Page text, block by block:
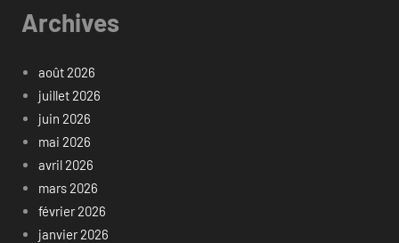
Archives
août 2026
juillet 2026
juin 2026
mai 2026
avril 2026
mars 2026
février 2026
janvier 2026